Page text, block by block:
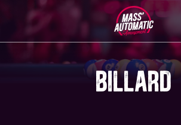
BILLARD